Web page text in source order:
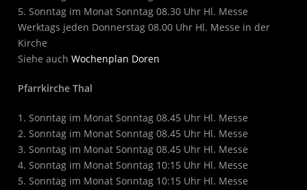
5. Sonntag im Monat Sonntag 08.30 Uhr Hl. Messe
Werktags jeden Donnerstag 08.00 Uhr Hl. Messe in der
Kirche
Siehe auchWochenplan Doren
Pfarrkirche Thal
1. Sonntag im Monat Sonntag 08.45 Uhr Hl. Messe
2. Sonntag im Monat Sonntag 08.45 Uhr Hl. Messe
3. Sonntag im Monat Sonntag 08.45 Uhr Hl. Messe
4. Sonntag im Monat Sonntag 10:15 Uhr Hl. Messe
5. Sonntag im Monat Sonntag 10:15 Uhr Hl. Messe